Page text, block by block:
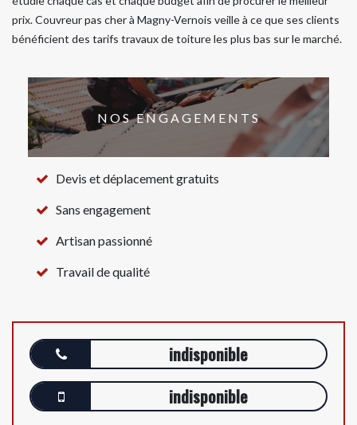
prix. Couvreur pas cher à Magny-Vernois veille à ce que ses clients
bénéficient des tarifs travaux de toiture les plus bas sur le marché.
NOS ENGAGEMENTS
Devis et déplacement gratuits
Sans engagement
Artisan passionné
Travail de qualité
indisponible
indisponible